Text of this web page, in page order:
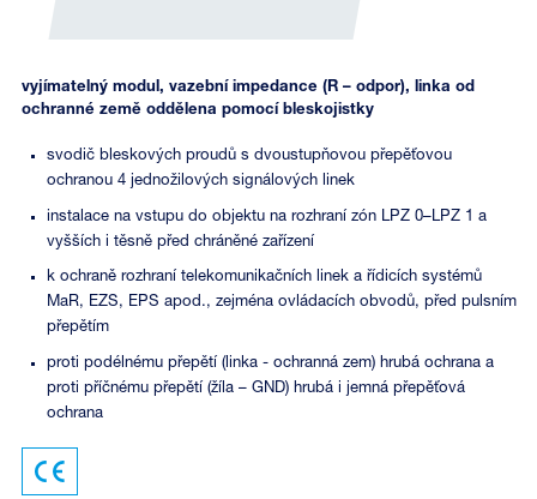
vyjímatelný modul, vazební impedance (R – odpor), linka od
ochranné země oddělena pomocí bleskojistky
svodič bleskových proudů s dvoustupňovou přepěťovou
ochranou 4 jednožilových signálových linek
instalace na vstupu do objektu na rozhraní zón LPZ 0–LPZ 1 a
vyšších i těsně před chráněné zařízení
k ochraně rozhraní telekomunikačních linek a řídicích systémů
MaR, EZS, EPS apod., zejména ovládacích obvodů, před pulsním
přepětím
proti podélnému přepětí (linka - ochranná zem) hrubá ochrana a
proti příčnému přepětí (žíla – GND) hrubá i jemná přepěťová
ochrana